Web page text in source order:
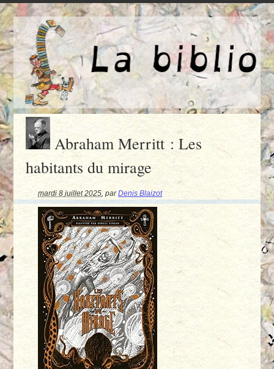
Abraham Merritt : Les
habitants du mirage
mardi 8 juillet 2025 ,parDenis Blaizot